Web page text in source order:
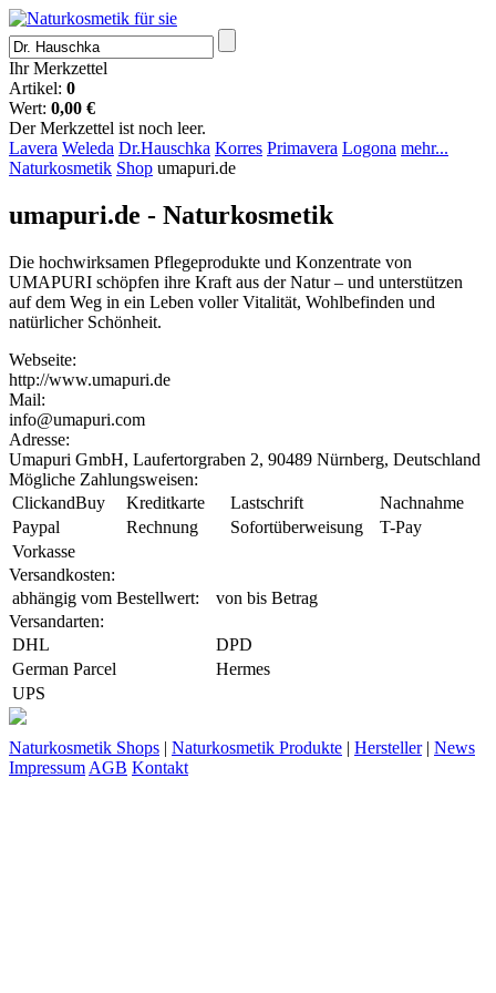
Ihr Merkzettel
Artikel: 0
Wert: 0,00 €
Der Merkzettel ist noch leer.
Lavera Weleda Dr.Hauschka Korres Primavera Logona mehr...
Naturkosmetik Shop umapuri.de
umapuri.de - Naturkosmetik
Die hochwirksamen Pflegeprodukte und Konzentrate von
UMAPURI schöpfen ihre Kraft aus der Natur – und unterstützen
auf dem Weg in ein Leben voller Vitalität, Wohlbefinden und
natürlicher Schönheit.
Webseite:
http://www.umapuri.de
Mail:
info@umapuri.com
Adresse:
Umapuri GmbH, Laufertorgraben 2, 90489 Nürnberg, Deutschland
Mögliche Zahlungsweisen:
ClickandBuy
Kreditkarte Lastschrift
Nachnahme
Paypal
Rechnung Sofortüberweisung
T-Pay
Vorkasse
Versandkosten:
abhängig vom Bestellwert:
von bis Betrag
Versandarten:
DHL
DPD
German Parcel
Hermes
UPS
Naturkosmetik Shops | Naturkosmetik Produkte | Hersteller| News
Impressum AGB Kontakt